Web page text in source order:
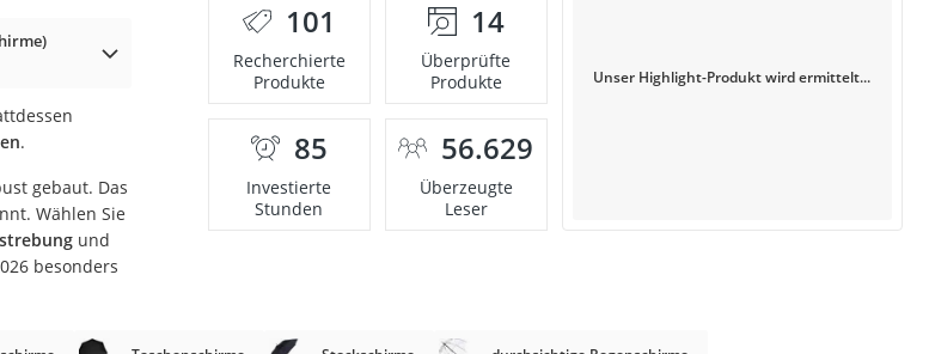
.
gebaut. Das
Wählen Sie
und
besonders
101
Recherchierte
Produkte
14
Überprüfte
Produkte
85
Investierte
Stunden
56.629
Überzeugte
Leser
Unser Highlight-Produkt wird ermittelt...